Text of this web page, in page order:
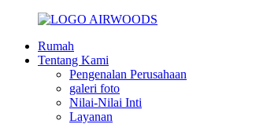
Rumah
Tentang Kami
Pengenalan Perusahaan
galeri foto
Nilai-Nilai Inti
Layanan